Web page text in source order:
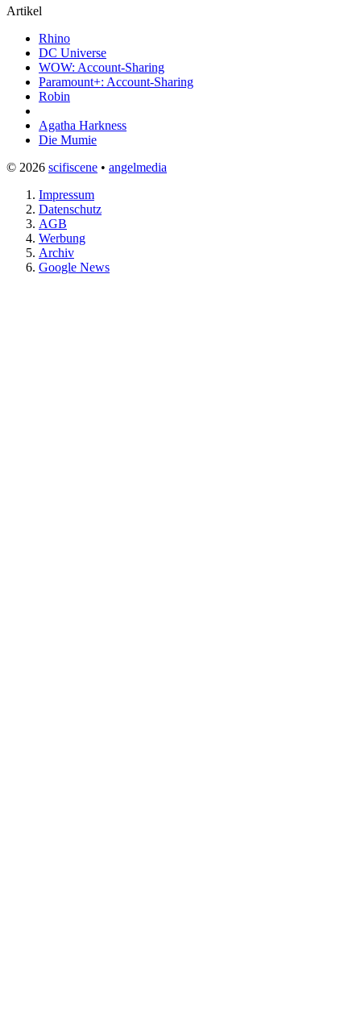
Artikel
Rhino
DC Universe
WOW: Account-Sharing
Paramount+: Account-Sharing
Robin
Agatha Harkness
Die Mumie
© 2026 scifiscene • angelmedia
Impressum
Datenschutz
AGB
Werbung
Archiv
Google News